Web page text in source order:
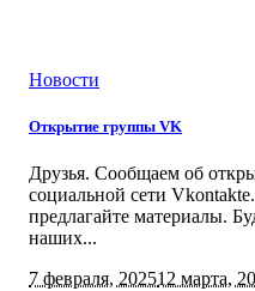
Новости
Открытие группы VK
Друзья. Сообщаем об
социальной сети
предлагайте материалы.
наших...
7 февраля, 202512 марта,